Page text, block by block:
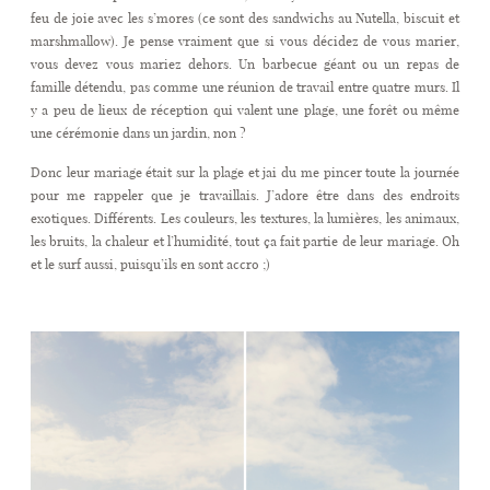
feu de joie avec les s’mores (ce sont des sandwichs au Nutella, biscuit et
marshmallow). Je pense vraiment que si vous décidez de vous marier,
vous devez vous mariez dehors. Un barbecue géant ou un repas de
famille détendu, pas comme une réunion de travail entre quatre murs. Il
y a peu de lieux de réception qui valent une plage, une forêt ou même
une cérémonie dans un jardin, non ?
Donc leur mariage était sur la plage et jai du me pincer toute la journée
pour me rappeler que je travaillais. J’adore être dans des endroits
exotiques. Différents. Les couleurs, les textures, la lumières, les animaux,
les bruits, la chaleur et l’humidité, tout ça fait partie de leur mariage. Oh
et le surf aussi, puisqu’ils en sont accro ;)